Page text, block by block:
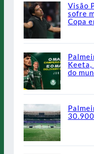
Visão
sofre
Copa
Keeta,
do